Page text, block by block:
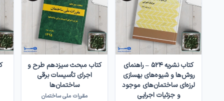
کتاب نشریه ۵۲۴ – راهنمای
روش‌ها و شیوه‌های بهسازی
لرزه‌ای ساختمان‌های موجود
و جزئیات اجرایی
کتاب مبحث سیزدهم طرح و
اجرای تأسیسات برقی
ساختمان‌ها
مقررات ملی ساختمان